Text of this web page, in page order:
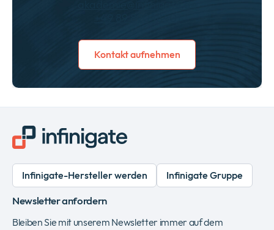
Kontakt aufnehmen
Infinigate-Hersteller werden Infinigate Gruppe
Newsletter anfordern
Bleiben Sie mit unserem Newsletter immer auf dem